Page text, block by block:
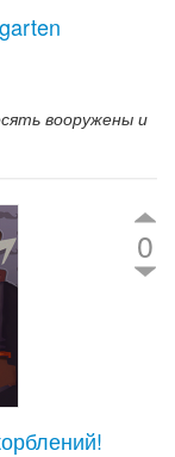
вооружены и
0